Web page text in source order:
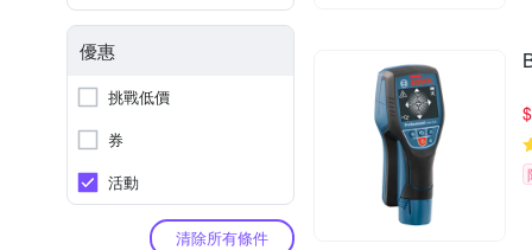
優惠
挑戰低價
券
活動
清除所有條件
$